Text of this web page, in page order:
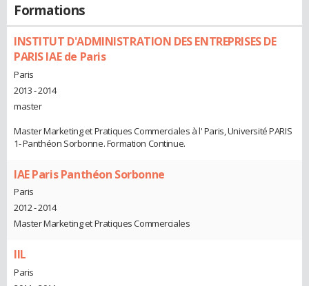
Formations
INSTITUT D'ADMINISTRATION DES ENTREPRISES DE
PARIS IAE de Paris
Paris
2013 - 2014
master
Master Marketing et Pratiques Commerciales à l' Paris, Université PARIS
1- Panthéon Sorbonne. Formation Continue.
IAE Paris Panthéon Sorbonne
Paris
2012 - 2014
Master Marketing et Pratiques Commerciales
IIL
Paris